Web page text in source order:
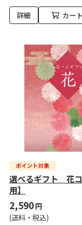
詳細 カー
選べるギフト 花
用】
2,590円
(送料・税込)